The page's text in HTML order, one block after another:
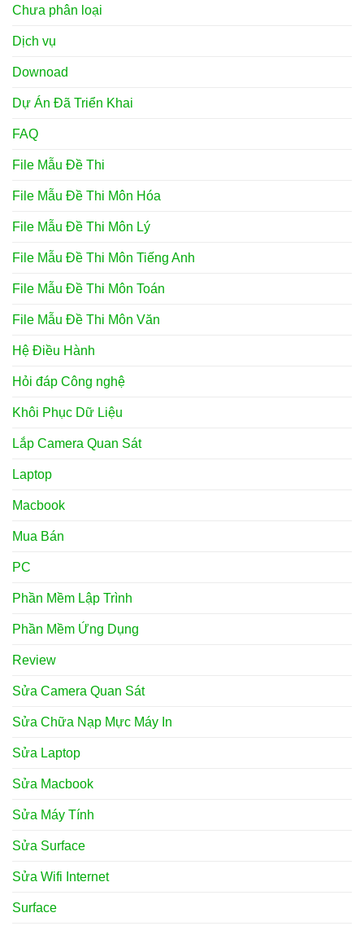
Chưa phân loại
Dịch vụ
Downoad
Dự Án Đã Triển Khai
FAQ
File Mẫu Đề Thi
File Mẫu Đề Thi Môn Hóa
File Mẫu Đề Thi Môn Lý
File Mẫu Đề Thi Môn Tiếng Anh
File Mẫu Đề Thi Môn Toán
File Mẫu Đề Thi Môn Văn
Hệ Điều Hành
Hỏi đáp Công nghệ
Khôi Phục Dữ Liệu
Lắp Camera Quan Sát
Laptop
Macbook
Mua Bán
PC
Phần Mềm Lập Trình
Phần Mềm Ứng Dụng
Review
Sửa Camera Quan Sát
Sửa Chữa Nạp Mực Máy In
Sửa Laptop
Sửa Macbook
Sửa Máy Tính
Sửa Surface
Sửa Wifi Internet
Surface